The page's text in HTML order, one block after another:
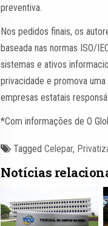
preventiva.
Nos pedidos finais, os
baseada nas normas ISO/
sistemas e ativos
privacidade e promova
empresas estatais
*Com informações de O
TaggedCelepar,
Notícias